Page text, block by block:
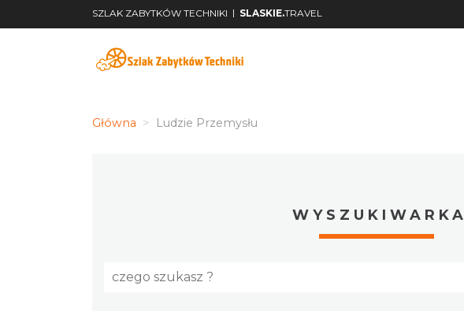
SZLAK ZABYTKÓW TECHNIKI | SLASKIE.TRAVEL
Główna Ludzie Przemysłu
WYSZUKIWARKA